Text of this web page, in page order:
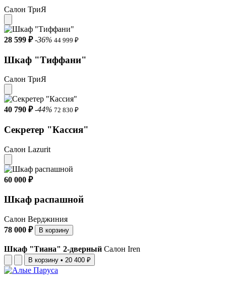
Салон ТриЯ
28 599 ₽ -36% 44 999 ₽
Шкаф "Тиффани"
Салон ТриЯ
40 790 ₽ -44% 72 830 ₽
Секретер "Кассия"
Салон Lazurit
60 000 ₽
Шкаф распашной
Салон Верджиния
78 000 ₽
В корзину
Шкаф "Тиана" 2-дверный Салон Iren
В корзину • 20 400 ₽